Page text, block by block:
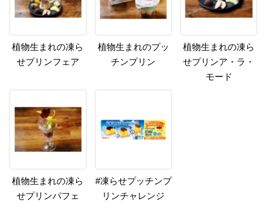
植物生まれの凍ら
せプリンフェア
植物生まれのプッ
チンプリン
植物生まれの凍ら
せプリンア・ラ・
モード
植物生まれの凍ら
せプリンパフェ
#凍らせプッチンプ
リンチャレンジ